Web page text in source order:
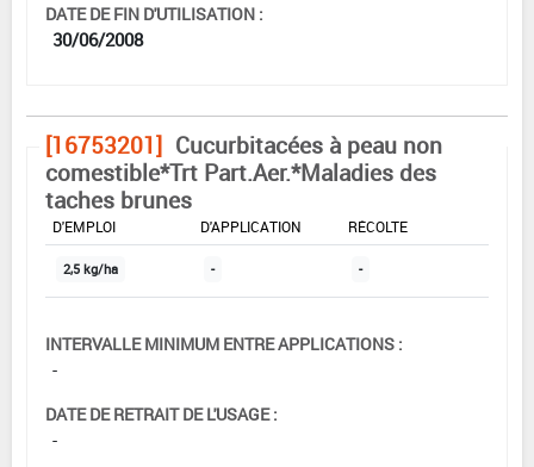
DATE DE FIN D'UTILISATION :
30/06/2008
[16753201] Cucurbitacées à peau non
comestible*Trt Part.Aer.*Maladies des
taches brunes
DOSE MAX
D'EMPLOI
D'APPLICATION
RÉCOLTE
2,5 kg/ha - -
INTERVALLE MINIMUM ENTRE APPLICATIONS :
-
DATE DE RETRAIT DE L'USAGE :
-